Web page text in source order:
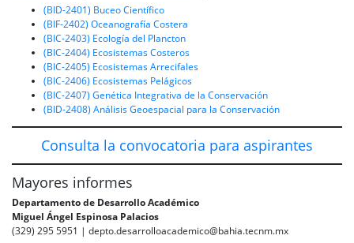
(BID-2401) Buceo Científico
(BIF-2402) Oceanografía Costera
(BIC-2403) Ecología del Plancton
(BIC-2404) Ecosistemas Costeros
(BIC-2405) Ecosistemas Arrecifales
(BIC-2406) Ecosistemas Pelágicos
(BIC-2407) Genética Integrativa de la Conservación
(BID-2408) Análisis Geoespacial para la Conservación
Consulta la convocatoria para aspirantes
Mayores informes
Departamento de Desarrollo Académico
Miguel Ángel Espinosa Palacios
(329) 295 5951 | depto.desarrolloacademico@bahia.tecnm.mx